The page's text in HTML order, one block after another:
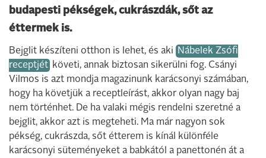
budapesti pékségek, cukrászdák, sőt az
éttermek is.
Bejglit készíteni otthon is lehet, és aki
Nábelek Zsófi
receptjét követi, annak biztosan sikerülni fog. Csányi
Vilmos is azt mondja magazinunk karácsonyi számában,
hogy ha követjük a receptleírást, akkor olyan nagy baj
nem történhet. De ha valaki mégis rendelni szeretné a
bejglit, akkor azt is megteheti. Ma már nagyon sok
pékség, cukrászda, sőt étterem is kínál különféle
karácsonyi süteményeket a babkától a panettonén át a